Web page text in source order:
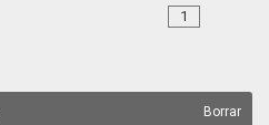
1
Borrar